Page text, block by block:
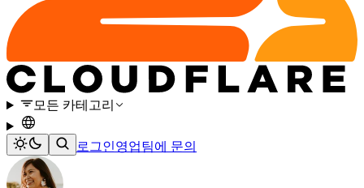
모든 카테고리
로그인영업팀에 문의